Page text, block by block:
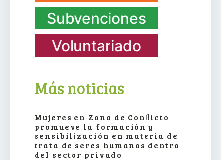
Subvenciones
Voluntariado
Más noticias
Mujeres en Zona de Conﬂicto
promueve la formación y
sensibilización en materia de
trata de seres humanos dentro
del sector privado